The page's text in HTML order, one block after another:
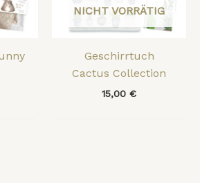
NICHT VORRÄTIG
Geschirrtuch
Cactus Collection
15,00 €